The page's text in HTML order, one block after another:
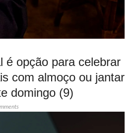
é opção para celebrar
com almoço ou jantar
domingo (9)